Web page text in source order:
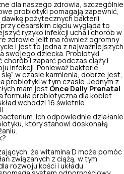
dla naszego zdrowia , szczególnie
probiotyki pomagają zapewnić,
pożytecznych bakterii
cesarskim cięciu wygląda to
ryzyko infekcji ucha i chorób w
zdrowie jelit ma również ogromny
i jest to jedna z najważniejszych
swojego dziecka. Probiotyki
chorób i zaparć podczas ciąży i
infekcji. Ponieważ bakterie
w czasie karmienia, dobrze jest,
probiotyki w tym czasie. Jednym z
mam jest Once Daily Prenatal
formuła probiotyczna dla kobiet
wchodzi 16 świetnie
Ich odpowiednie działanie
który stanowi doskonałą
że witamina D może pomóc
związanych z ciążą, w tym
rozwoju kości i układu